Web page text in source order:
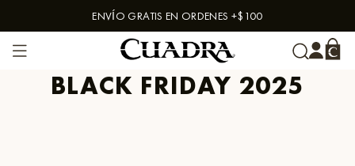
Skip to contentENVÍO GRATIS EN ORDENES +$100
BLACK FRIDAY 2025